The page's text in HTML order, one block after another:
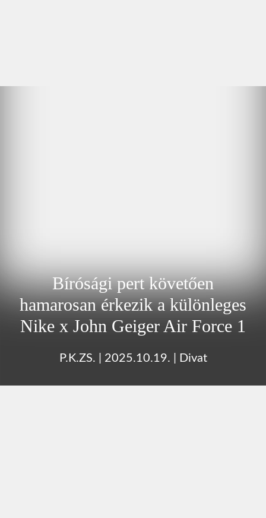
Bírósági pert követően
hamarosan érkezik a különleges
Nike x John Geiger Air Force 1
P.K.ZS. 2025.10.19. Divat